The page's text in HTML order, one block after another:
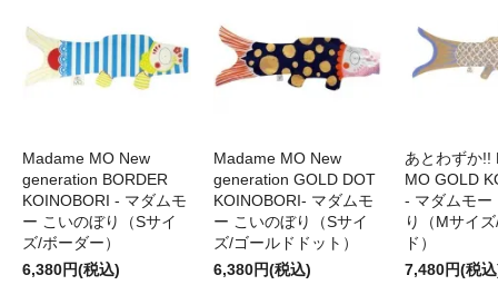
Madame MO New
generation BORDER
KOINOBORI - マダムモ
ー こいのぼり（Sサイ
ズ/ボーダー）
6,380円(税込)
Madame MO New
generation GOLD DOT
KOINOBORI- マダムモ
ー こいのぼり（Sサイ
ズ/ゴールドドット）
6,380円(税込)
あとわずか!!
MO GOLD
- マダムモー
り（Mサイ
ド）
7,480円(税